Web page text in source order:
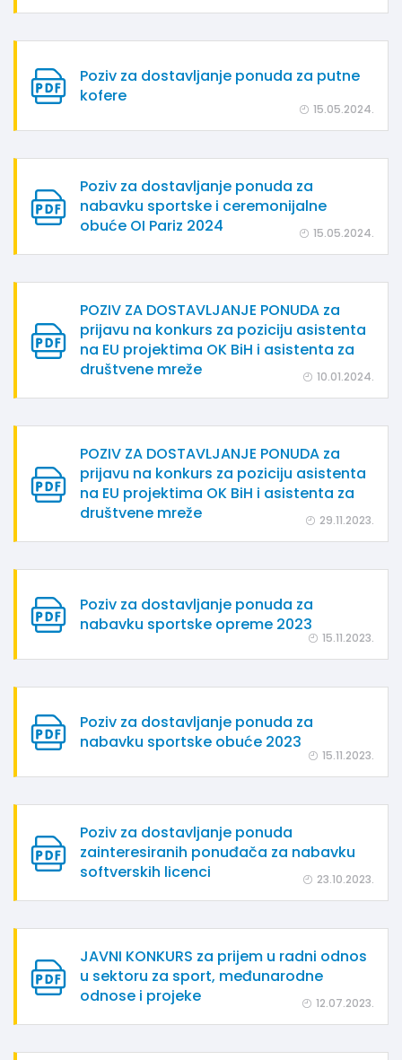
Poziv za dostavljanje ponuda za putne
kofere
15.05.2024.
Poziv za dostavljanje ponuda za
nabavku sportske i ceremonijalne
obuće OI Pariz 2024
15.05.2024.
POZIV ZA DOSTAVLJANJE PONUDA za
prijavu na konkurs za poziciju asistenta
na EU projektima OK BiH i asistenta za
društvene mreže
10.01.2024.
POZIV ZA DOSTAVLJANJE PONUDA za
prijavu na konkurs za poziciju asistenta
na EU projektima OK BiH i asistenta za
društvene mreže
29.11.2023.
Poziv za dostavljanje ponuda za
nabavku sportske opreme 2023
15.11.2023.
Poziv za dostavljanje ponuda za
nabavku sportske obuće 2023
15.11.2023.
Poziv za dostavljanje ponuda
zainteresiranih ponuđača za nabavku
softverskih licenci
23.10.2023.
JAVNI KONKURS za prijem u radni odnos
u sektoru za sport, međunarodne
odnose i projeke
12.07.2023.